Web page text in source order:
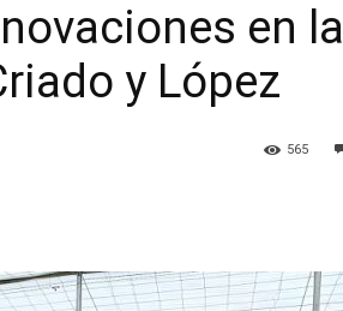
en la
y López
565